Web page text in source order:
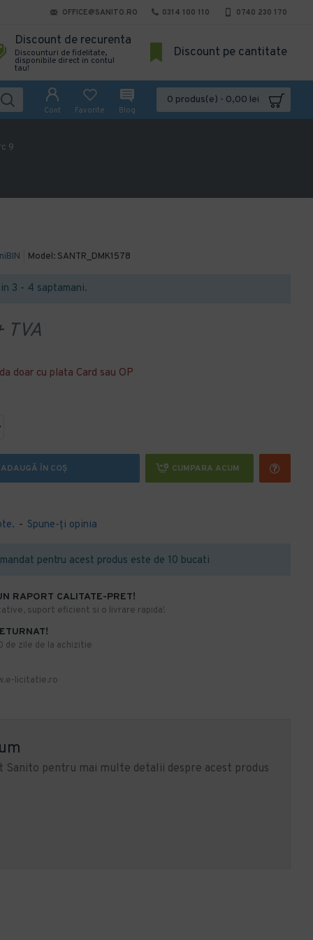
OFFICE@SANITO.RO 0314 100 110 0740 230 170
Discount de recurenta
Discounturi de fidelitate,
disponibile direct in contul
tau!
Discount pe cantitate
Cont Favorite Blog
0 produs(e) - 0,00 lei
9
Model: SANTR_DMK1578
3 - 4 saptamani.
- Spune-ţi opinia
TVA
doar cu plata Card sau OP
ADAUGĂ ÎN COŞ CUMPARA ACUM
pentru acest produs este de 10 bucati
RAPORT CALITATE-PRET!
suport eficient si o livrare rapida!
de zile de la achizitie
licitatie.ro
Sanito pentru mai multe detalii despre acest produs